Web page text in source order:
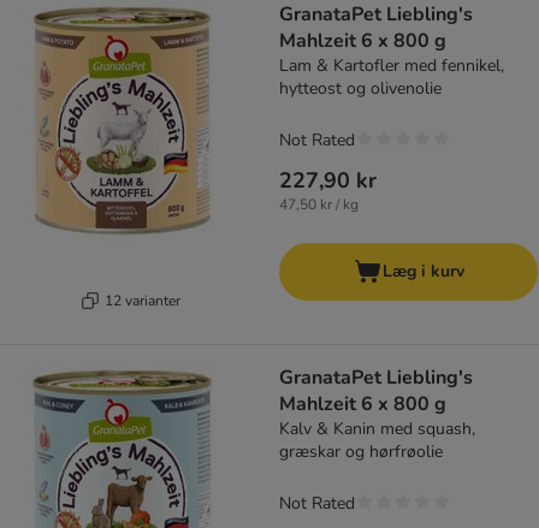
12 varianter
GranataPet Liebling's
Mahlzeit 6 x 800 g
Lam & Kartofler med fennikel,
hytteost og olivenolie
227,90 kr
47,50 kr / kg
Not Rated
Læg i kurv
GranataPet Liebling's
Mahlzeit 6 x 800 g
Kalv & Kanin med squash,
græskar og hørfrøolie
Not Rated